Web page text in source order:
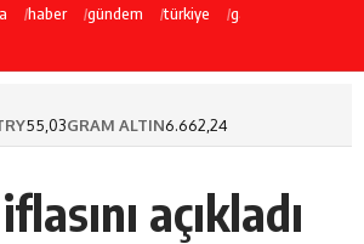
haber gündem türkiye galatasaray
55,03GRAM ALTIN6.662,24
açıkladı